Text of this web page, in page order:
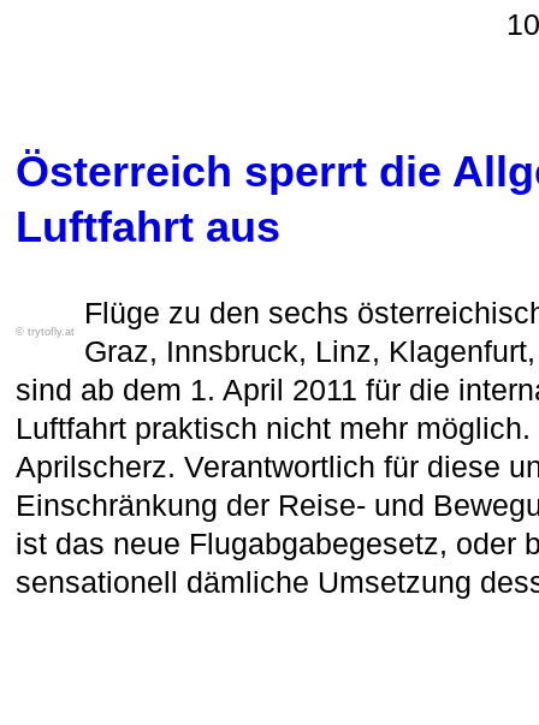
Österreich sperrt die
Luftfahrt aus
© trytofly.at
Flüge zu den sechs
Graz, Innsbruck, Linz,
sind ab dem 1. April 2011 für die
Luftfahrt praktisch nicht mehr
Aprilscherz. Verantwortlich für diese
Einschränkung der Reise- und
ist das neue Flugabgabegesetz, oder
sensationell dämliche Umsetzung